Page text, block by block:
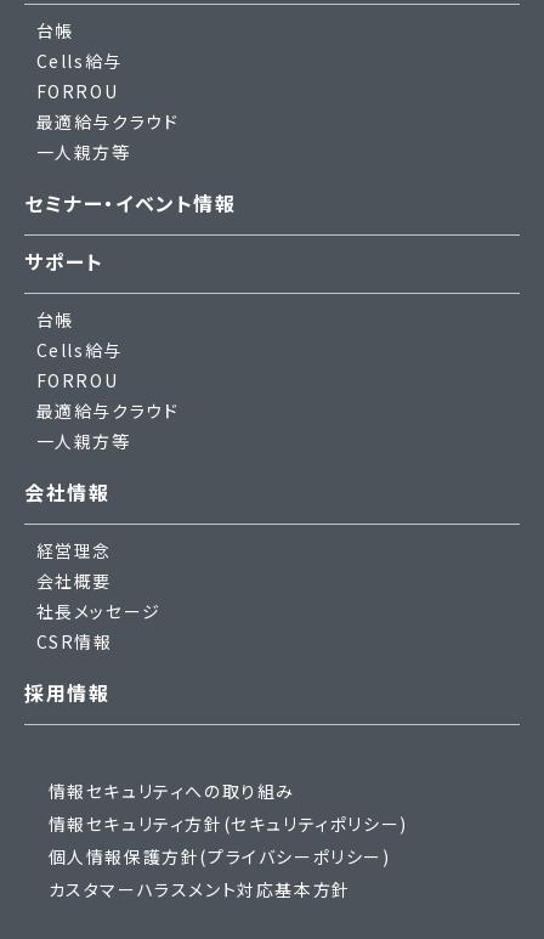
台帳
Cells給与
FORROU
最適給与クラウド
一人親方等
セミナー・イベント情報
サポート
台帳
Cells給与
FORROU
最適給与クラウド
一人親方等
会社情報
経営理念
会社概要
社長メッセージ
CSR情報
採用情報
情報セキュリティへの取り組み
情報セキュリティ方針(セキュリティポリシー)
個人情報保護方針(プライバシーポリシー)
カスタマーハラスメント対応基本方針